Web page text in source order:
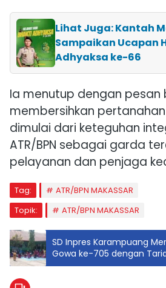
Lihat Juga: Kantah
Sampaikan Ucapan
Adhyaksa ke-66
Ia menutup dengan pesan
membersihkan
dimulai dari keteguhan
ATR/BPN sebagai garda
pelayanan dan penjaga
Tag:
ATR/BPN MAKASSAR
Topik:
ATR/BPN MAKASSAR
SD Inpres Karampuang
Gowa ke-705 dengan